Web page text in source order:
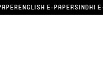
ENGLISH E-PAPERSINDHI